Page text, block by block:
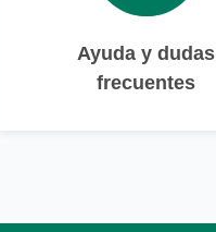
Ayuda y dudas
frecuentes